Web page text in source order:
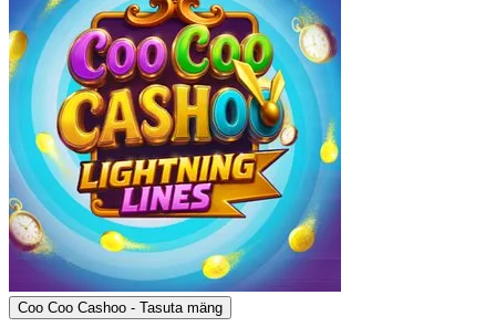
Coo Coo Cashoo - Tasuta mäng